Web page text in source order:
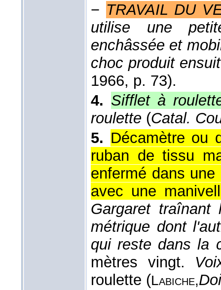
− TRAVAIL DU
utilise une
enchâssée et
choc produit
1966, p. 73).
4. Sifflet à
roulette (Catal.
5. Décamètre ou
ruban de tissu
enfermé dans
avec une
Gargaret traînant
métrique dont
qui reste dans la
mètres vingt.
roulette (Labiche,